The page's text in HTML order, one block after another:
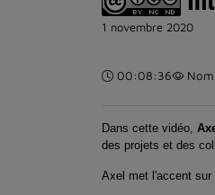
1 novembre 2020
Durée :
00:08:36
Dans cette vidéo,
des projets et des
Axel met l'accent sur